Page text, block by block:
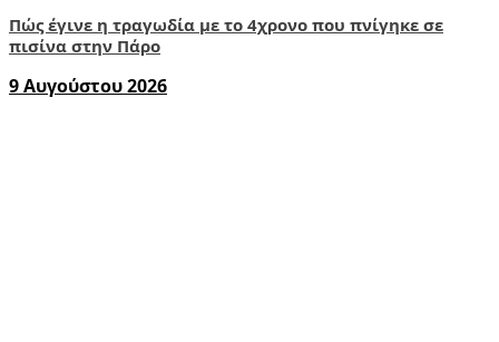
Πώς έγινε η τραγωδία με το 4χρονο που πνίγηκε σε
πισίνα στην Πάρο
9 Αυγούστου 2026